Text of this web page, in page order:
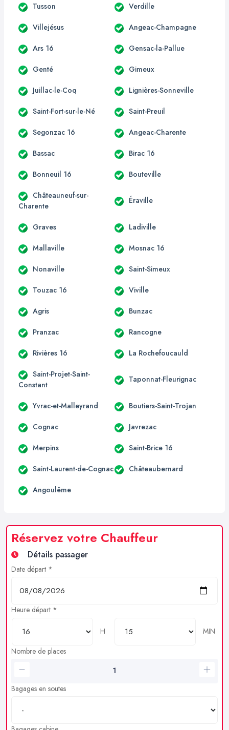
Tusson Verdille
Villejésus Angeac-Champagne
Ars 16 Gensac-la-Pallue
Genté Gimeux
Juillac-le-Coq Lignières-Sonneville
Saint-Fort-sur-le-Né Saint-Preuil
Segonzac 16 Angeac-Charente
Bassac Birac 16
Bonneuil 16 Bouteville
Châteauneuf-sur-
Charente
Éraville
Graves Ladiville
Mallaville Mosnac 16
Nonaville Saint-Simeux
Touzac 16 Viville
Agris Bunzac
Pranzac Rancogne
Rivières 16 La Rochefoucauld
Saint-Projet-Saint-
Constant
Taponnat-Fleurignac
Yvrac-et-Malleyrand Boutiers-Saint-Trojan
Cognac Javrezac
Merpins Saint-Brice 16
Saint-Laurent-de-Cognac Châteaubernard
Angoulême
Réservez votre Chauffeur
Détails passager
Date départ *
Heure départ *
H
MIN
Nombre de places
Bagages en soutes